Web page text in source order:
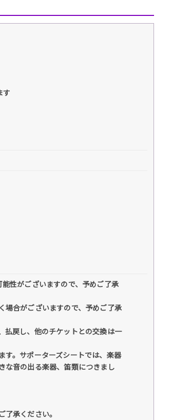
す
性がございますので、予めご了承
場合がございますので、予めご了承
払戻し、他のチケットとの交換は一
。サポーターズシートでは、楽器
な音の出る楽器、笛類につきまし
承ください。